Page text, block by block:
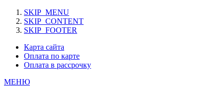
SKIP_MENU
SKIP_CONTENT
SKIP_FOOTER
Карта сайта
Оплата по карте
Оплата в рассрочку
МЕНЮ